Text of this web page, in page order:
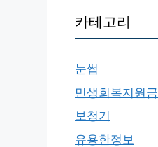
카테고리
눈썹
민생회복지원금
보청기
유용한정보